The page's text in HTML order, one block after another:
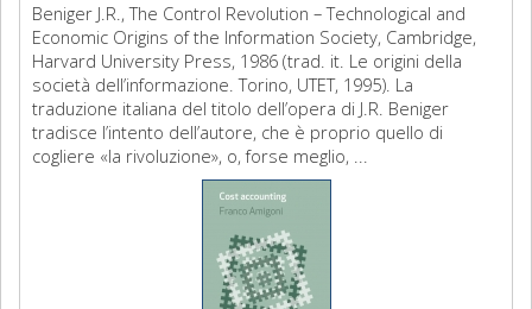
Beniger J.R., The Control Revolution – Technological and
Economic Origins of the Information Society, Cambridge,
Harvard University Press, 1986 (trad. it. Le origini della
società dell’informazione. Torino, UTET, 1995). La
traduzione italiana del titolo dell’opera di J.R. Beniger
tradisce l’intento dell’autore, che è proprio quello di
cogliere «la rivoluzione», o, forse meglio, ...